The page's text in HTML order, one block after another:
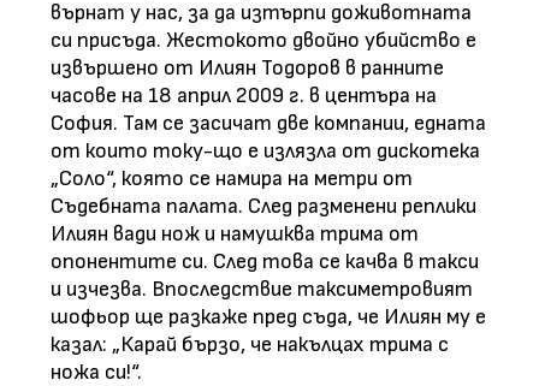
върнат у нас, за да изтърпи доживотната
си присъда. Жестокото двойно убийство е
извършено от Илиян Тодоров в ранните
часове на 18 април 2009 г. в центъра на
София. Там се засичат две компании, едната
от които току-що е излязла от дискотека
„Соло“, която се намира на метри от
Съдебната палата. След разменени реплики
Илиян вади нож и намушква трима от
опонентите си. След това се качва в такси
и изчезва. Впоследствие таксиметровият
шофьор ще разкаже пред съда, че Илиян му е
казал: „Карай бързо, че накълцах трима с
ножа си!“.